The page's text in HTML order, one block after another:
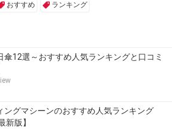
おすすめ ランキング
傘12選～おすすめ人気ランキングと口コミ
ングマシーンのおすすめ人気ランキング
新版】